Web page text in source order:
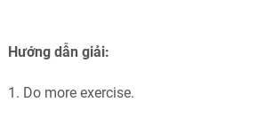
Hướng dẫn giải:
1. Do more exercise.